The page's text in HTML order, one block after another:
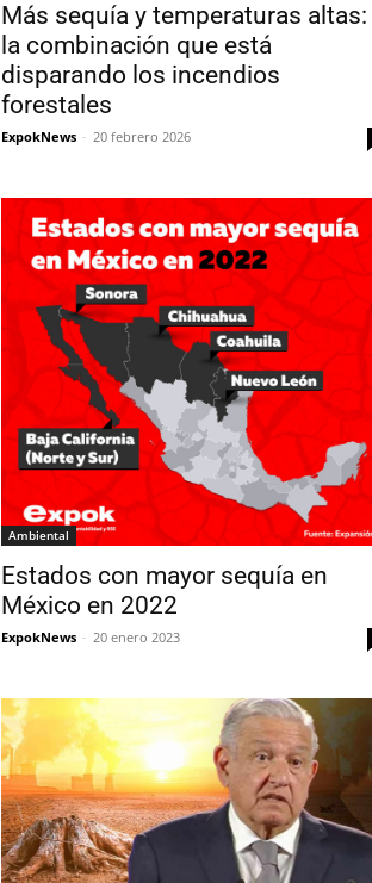
Más sequía y temperaturas altas:
la combinación que está
disparando los incendios
forestales
ExpokNews - 20 febrero 2026
Ambiental
Estados con mayor sequía en
México en 2022
ExpokNews - 20 enero 2023